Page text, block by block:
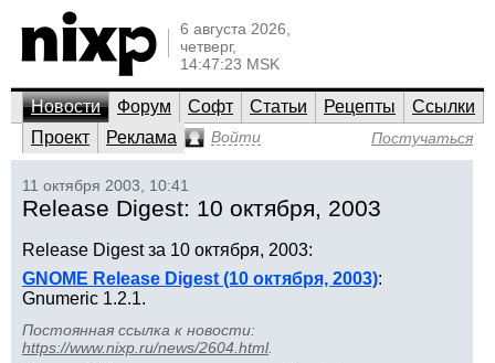
6 августа 2026,
четверг,
14:47:23 MSK
Новости Форум Софт Статьи Рецепты
Ссылки
Проект
Реклама Войти Постучаться
11 октября 2003, 10:41
Release Digest: 10 октября, 2003
Release Digest за 10 октября, 2003:
GNOME Release Digest (10 октября, 2003):
Gnumeric 1.2.1.
Постоянная ссылка к новости:
https://www.nixp.ru/news/2604.html.